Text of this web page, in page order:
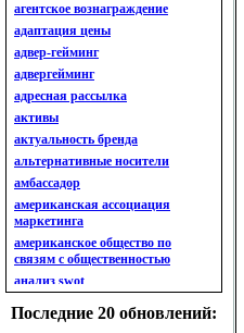
агентское вознаграждение
адаптация цены
адвер-гейминг
адвергейминг
адресная рассылка
активы
актуальность бренда
альтернативные носители
амбассадор
американская ассоциация
маркетинга
американское общество по
связям с общественностью
анализ swot
анализ бизнес-портфеля
Последние 20 обновлений: